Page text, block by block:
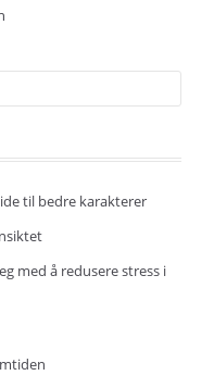
til bedre karakterer
med å redusere stress i